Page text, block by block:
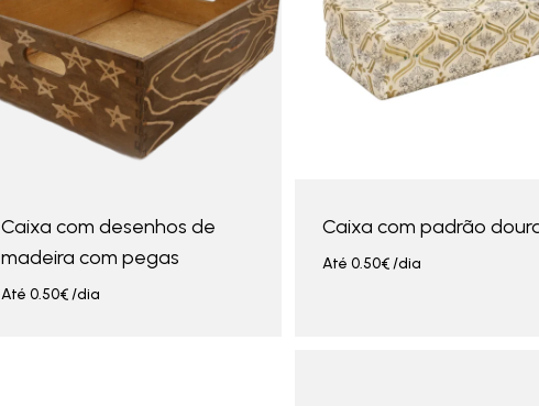
Caixa com desenhos de
madeira com pegas
Até 0.50€/dia
Caixa com padrão
Até 0.50€/dia